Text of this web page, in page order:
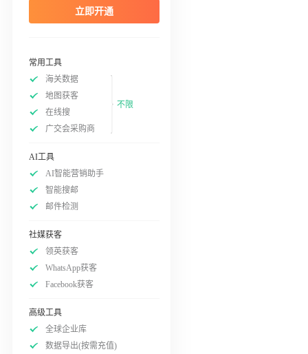
立即开通
常用工具
海关数据
地图获客
在线搜
广交会采购商
不限
AI工具
AI智能营销助手
智能搜邮
邮件检测
社媒获客
领英获客
WhatsApp获客
Facebook获客
高级工具
全球企业库
数据导出(按需充值)